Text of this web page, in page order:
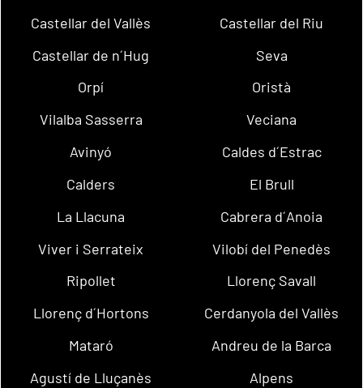
Castellar del Vallès
Castellar del Riu
Castellar de n´Hug
Seva
Orpí
Oristà
Vilalba Sasserra
Veciana
Avinyó
Caldes d´Estrac
Calders
El Brull
La Llacuna
Cabrera d´Anoia
Viver i Serrateix
Vilobí del Penedès
Ripollet
Llorenç Savall
Llorenç d´Hortons
Cerdanyola del Vallès
Mataró
Andreu de la Barca
Agustí de Lluçanès
Alpens